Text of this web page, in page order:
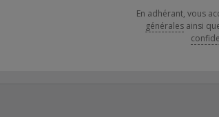
En adhérant, vous
générales ainsi